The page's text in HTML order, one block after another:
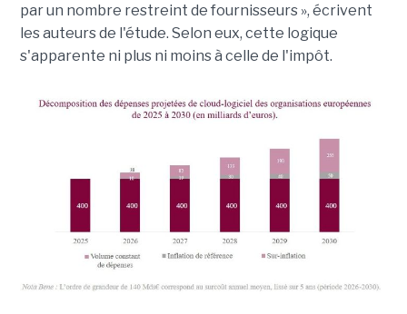
par un nombre restreint de fournisseurs », écrivent
les auteurs de l'étude. Selon eux, cette logique
s'apparente ni plus ni moins à celle de l'impôt.